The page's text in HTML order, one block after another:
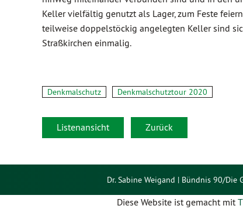
Keller vielfältig genutzt als Lager, zum Feste
teilweise doppelstöckig angelegten Keller sind
Straßkirchen einmalig.
Denkmalschutz Denkmalschutztour 2020
Listenansicht Zurück
Dr. Sabine Weigand | Bündnis 90/
Diese Website ist gemacht mit